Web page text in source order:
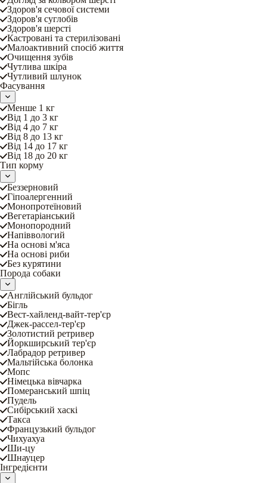
Здоров'я сечової системи
Здоров'я суглобів
Здоров'я шерсті
Кастровані та стерилізовані
Малоактивний спосіб життя
Очищення зубів
Чутлива шкіра
Чутливий шлунок
Фасування
Менше 1 кг
Від 1 до 3 кг
Від 4 до 7 кг
Від 8 до 13 кг
Від 14 до 17 кг
Від 18 до 20 кг
Тип корму
Беззерновий
Гіпоалергенний
Монопротеїновий
Вегетаріанський
Монопородний
Напіввологий
На основі м'яса
На основі риби
Без курятини
Порода собаки
Англійський бульдог
Бігль
Вест-хайленд-вайт-тер'єр
Джек-рассел-тер'єр
Золотистий ретривер
Йоркширський тер'єр
Лабрадор ретривер
Мальтійська болонка
Мопс
Німецька вівчарка
Померанський шпіц
Пудель
Сибірський хаскі
Такса
Французький бульдог
Чихуахуа
Ши-цу
Шнауцер
Інгредієнти